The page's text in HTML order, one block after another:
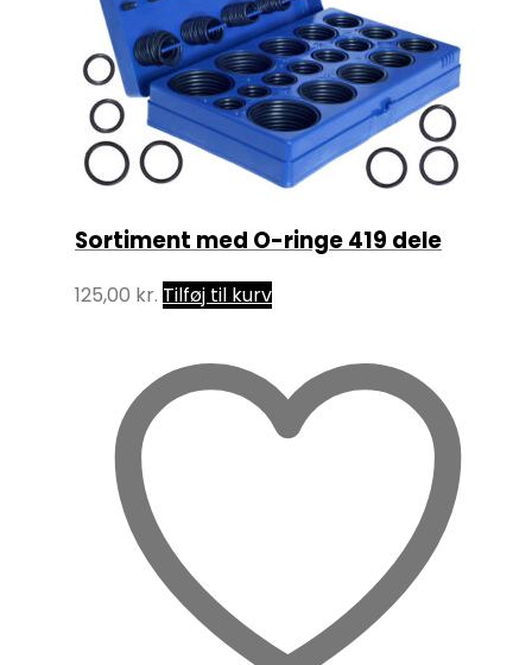
Sortiment med O-ringe 419 dele
125,00 kr. Tilføj til kurv